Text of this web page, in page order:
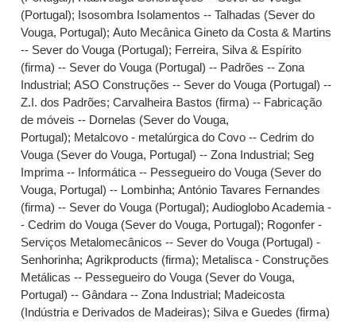
(Portugal); Isosombra Isolamentos -- Talhadas (Sever do
Vouga, Portugal);Auto Mecânica Gineto da Costa & Martins
-- Sever do Vouga (Portugal); Ferreira, Silva & Espírito
(firma) -- Sever do Vouga (Portugal) -- Padrões -- Zona
Industrial;ASO Construções -- Sever do Vouga (Portugal) --
Z.I. dos Padrões;Carvalheira Bastos (firma) -- Fabricação
de móveis -- Dornelas (Sever do Vouga,
Portugal); Metalcovo - metalúrgica do Covo -- Cedrim do
Vouga (Sever do Vouga, Portugal) -- Zona Industrial; Seg
Imprima -- Informática -- Pessegueiro do Vouga (Sever do
Vouga, Portugal) -- Lombinha;António Tavares Fernandes
(firma) -- Sever do Vouga (Portugal);Audioglobo Academia -
- Cedrim do Vouga (Sever do Vouga, Portugal); Rogonfer -
Serviços Metalomecânicos -- Sever do Vouga (Portugal) -
Senhorinha;Agrikproducts (firma); Metalisca - Construções
Metálicas -- Pessegueiro do Vouga (Sever do Vouga,
Portugal) -- Gândara -- Zona Industrial; Madeicosta
(Indústria e Derivados de Madeiras); Silva e Guedes (firma)